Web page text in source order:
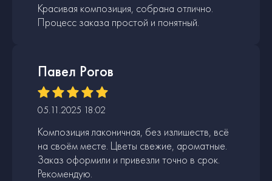
Красивая композиция, собрана отлично.
Процесс заказа простой и понятный.
Павел Рогов
05.11.2025 18:02
Композиция лаконичная, без излишеств, всё
на своём месте. Цветы свежие, ароматные.
Заказ оформили и привезли точно в срок.
Рекомендую.